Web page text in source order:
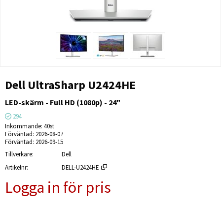
Dell UltraSharp U2424HE
LED-skärm - Full HD (1080p) - 24"
294
Inkommande 40st
Förväntad 2026-08-07
Förväntad 2026-09-15
Tillverkare Dell
Artikelnr DELL-U2424HE
Logga in för pris